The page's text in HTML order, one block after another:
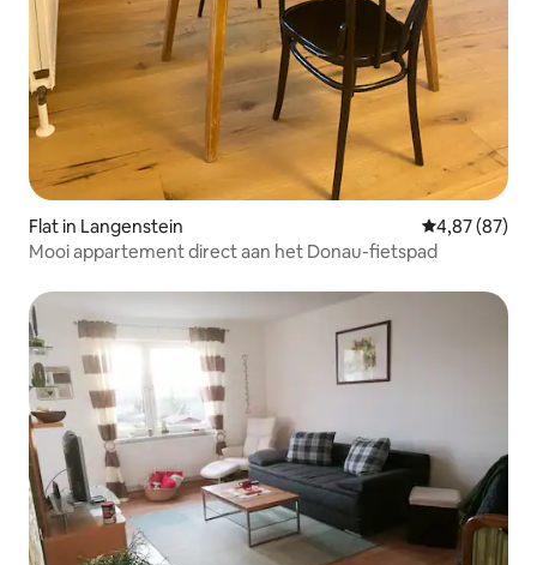
Flat in Langenstein Gemiddelde
4,87 (87)
Mooi appartement direct aan het Donau-fietspad